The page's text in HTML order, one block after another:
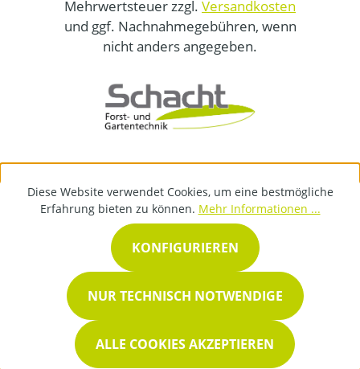
Mehrwertsteuer zzgl. Versandkosten
und ggf. Nachnahmegebühren, wenn
nicht anders angegeben.
Diese Website verwendet Cookies, um eine bestmögliche
Erfahrung bieten zu können. Mehr Informationen ...
NUR TECHNISCH NOTWENDIGE
KONFIGURIEREN
ALLE COOKIES AKZEPTIEREN